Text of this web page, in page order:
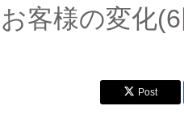
客様の変化
Post